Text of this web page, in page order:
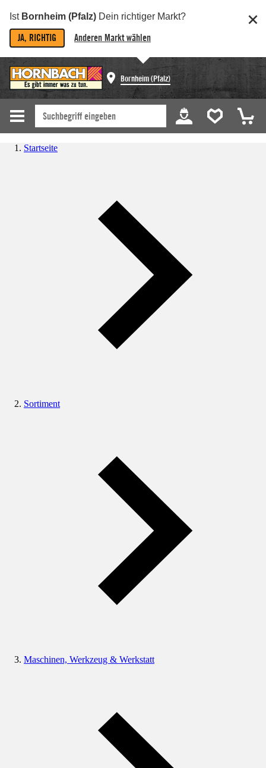
Ist Bornheim (Pfalz) Dein richtiger Markt?
JA, RICHTIG Anderen Markt wählen
Bornheim (Pfalz)
Startseite
Sortiment
Maschinen, Werkzeug & Werkstatt